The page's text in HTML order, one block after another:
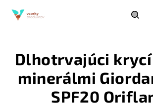
Dlhotrvajúci
minerálmi
SPF20